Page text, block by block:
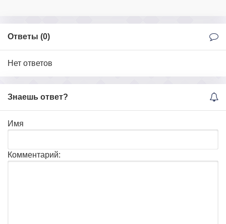
Ответы (0)
Нет ответов
Знаешь ответ?
Имя
Комментарий: